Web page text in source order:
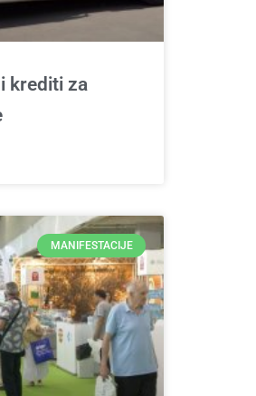
krediti za
MANIFESTACIJE